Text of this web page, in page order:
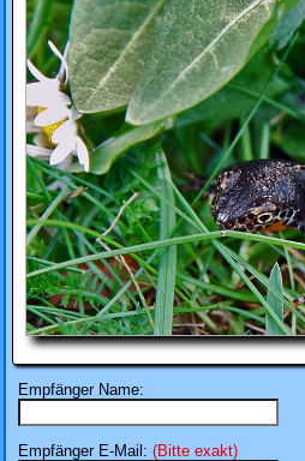
Empfänger Name:
Empfänger E-Mail: (Bitte exakt)